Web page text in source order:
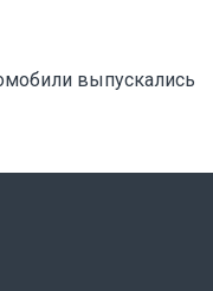
выпускались